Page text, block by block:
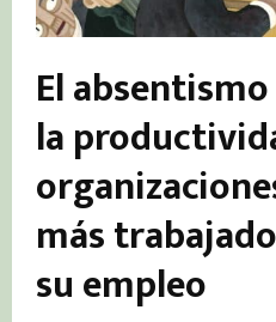
El
la
más
su empleo